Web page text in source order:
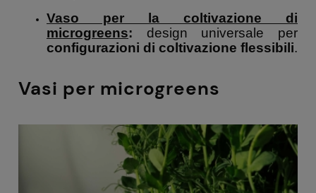
Vaso per la coltivazione di
microgreens: design universale per
configurazioni di coltivazione flessibili.
Vasi per microgreens